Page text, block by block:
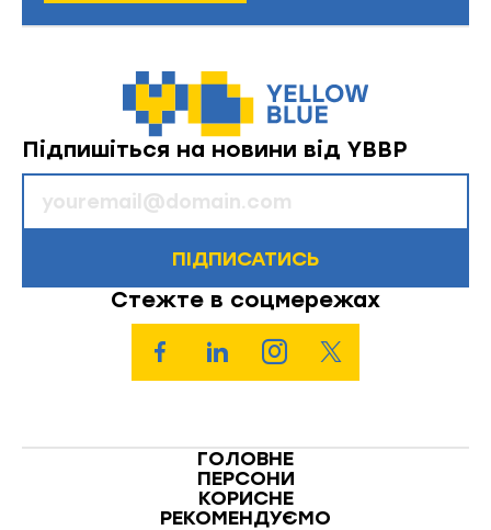
Підпишіться на новини від YBBP
ПІДПИСАТИСЬ
Стежте в соцмережах
ГОЛОВНЕ
ПЕРСОНИ
КОРИСНЕ
РЕКОМЕНДУЄМО